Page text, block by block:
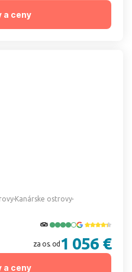
a ceny
Kanárske ostrovy
za os. od 1 056 €
a ceny